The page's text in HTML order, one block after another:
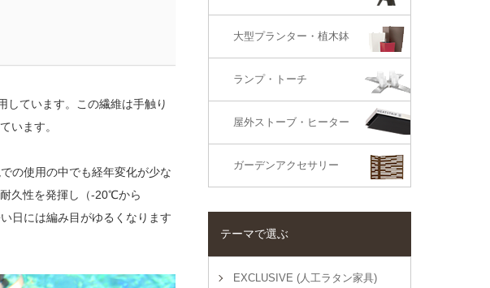
ています。この繊維は手触り
います。
の使用の中でも経年変化が少な
久性を発揮し（-20℃から
日には編み目がゆるくなります
大型プランター・植木鉢
ランプ・トーチ
屋外ストーブ・ヒーター
ガーデンアクセサリー
テーマで選ぶ
EXCLUSIVE (人工ラタン家具)